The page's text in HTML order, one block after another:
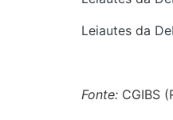
Leiautes da
Fonte: CGIBS (